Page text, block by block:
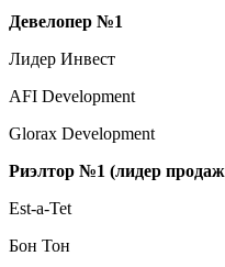
Девелопер №1
Лидер Инвест
AFI Development
Glorax Development
Риэлтор №1 (лидер
Est-a-Tet
Бон Тон